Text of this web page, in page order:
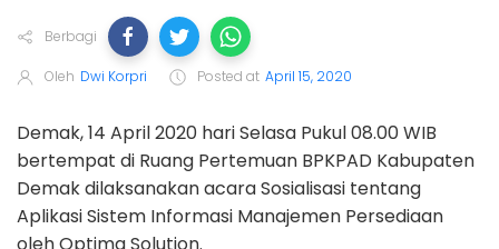
Berbagi
Oleh Dwi Korpri Posted at April 15, 2020
Demak, 14 April 2020 hari Selasa Pukul 08.00 WIB
bertempat di Ruang Pertemuan BPKPAD Kabupaten
Demak dilaksanakan acara Sosialisasi tentang
Aplikasi Sistem Informasi Manajemen Persediaan